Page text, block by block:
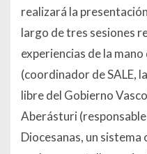
realizará la
largo de tres sesiones
experiencias de la
(coordinador de SALE,
libre del Gobierno
Aberásturi
Diocesanas, un